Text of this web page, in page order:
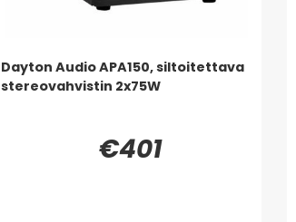
Dayton Audio APA150, siltoitettava
stereovahvistin 2x75W
€401